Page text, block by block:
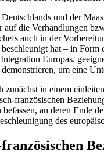
und der
die Verhandlungen
auch in der
hat – in
Europas,
um eine
zunächst in einem
französischen
befassen, an deren Ende
des